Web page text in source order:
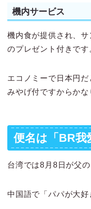
機内サービス
機内食が提供され、
のプレゼント付きです
エコノミーで日本円
みやげ付ですからかな
便名は「BR我
台湾では8月8日が父の
中国語で「パパが大好